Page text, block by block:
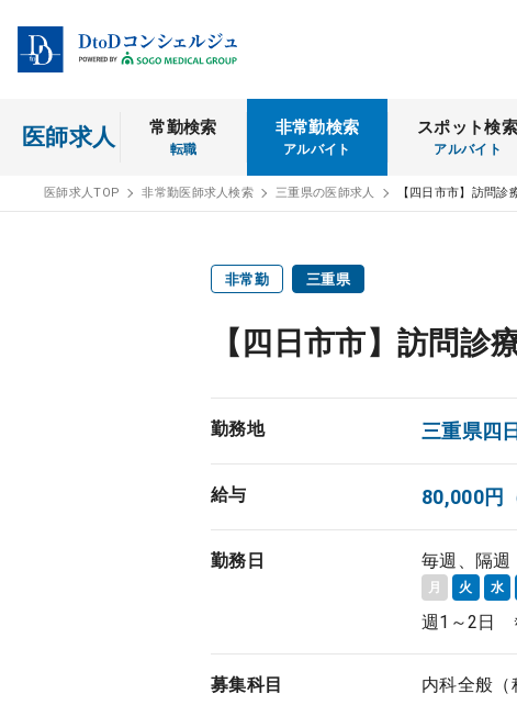
医師求人 常勤検索
転職
非常勤検索
アルバイト
スポット検索
アルバイト
医師求人TOP 非常勤医師求人検索 三重県の医師求人 【四日市市】訪問
非常勤 三重県
【四日市市】訪問
勤務地 三重県四
給与 80,000円
勤務日 毎週、隔週
月 火 水
週1～2日
募集科目 内科全般（